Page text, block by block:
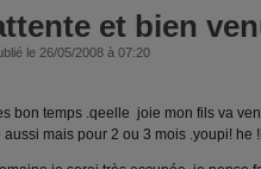
et bien
le 26/05/2008 à 07:20
bon temps .qeelle joie mon fils va
aussi mais pour 2 ou 3 mois .youpi! he